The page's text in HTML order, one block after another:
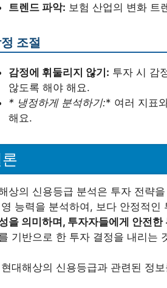
트렌드 파악: 보험 산업의 변화 트
조절
감정에 휘둘리지 않기: 투자 시 감
않도록 해야 해요.
* 냉정하게 분석하기:* 여러 지표
해요.
상의 신용등급 분석은 투자 전략
능력을 분석하여, 보다 안정적인
을 의미하며, 투자자들에게 안전
기반으로 한 투자 결정을 내리는
대해상의 신용등급과 관련된 정